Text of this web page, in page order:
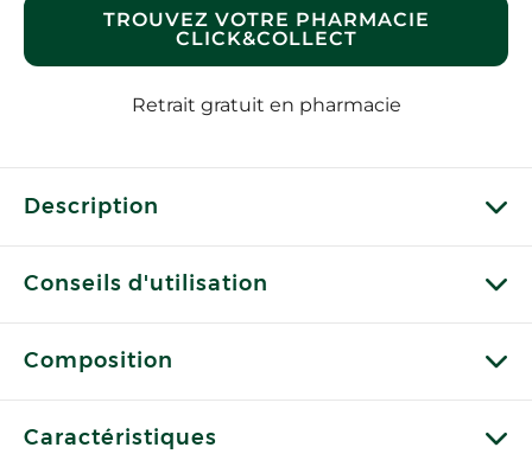
TROUVEZ VOTRE PHARMACIE
CLICK&COLLECT
Retrait gratuit en pharmacie
Description
Conseils d'utilisation
Composition
Caractéristiques